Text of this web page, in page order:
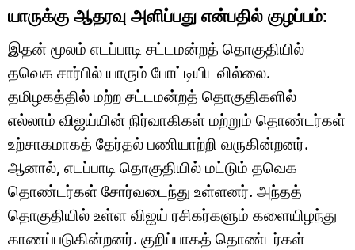
யாருக்கு ஆதரவு அளிப்பது என்பதில் குழப்பம்:
இதன் மூலம் எடப்பாடி சட்டமன்றத் தொகுதியில்
தவெக சார்பில் யாரும் போட்டியிடவில்லை.
தமிழகத்தில் மற்ற சட்டமன்றத் தொகுதிகளில்
எல்லாம் விஜய்யின் நிர்வாகிகள் மற்றும் தொண்டர்கள்
உற்சாகமாகத் தேர்தல் பணியாற்றி வருகின்றனர்.
ஆனால், எடப்பாடி தொகுதியில் மட்டும் தவெக
தொண்டர்கள் சோர்வடைந்து உள்ளனர். அந்தத்
தொகுதியில் உள்ள விஜய் ரசிகர்களும் களையிழந்து
காணப்படுகின்றனர். குறிப்பாகத் தொண்டர்கள்